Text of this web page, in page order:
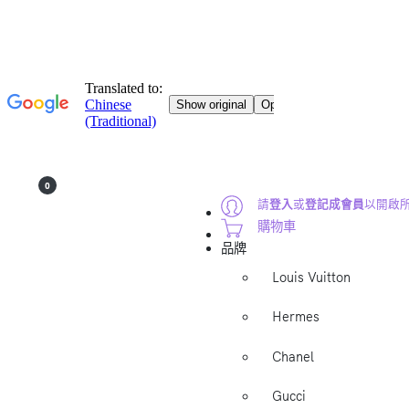
請登入或登記成會員以開啟
0
購物車
品牌
Louis Vuitton
Hermes
Chanel
Gucci